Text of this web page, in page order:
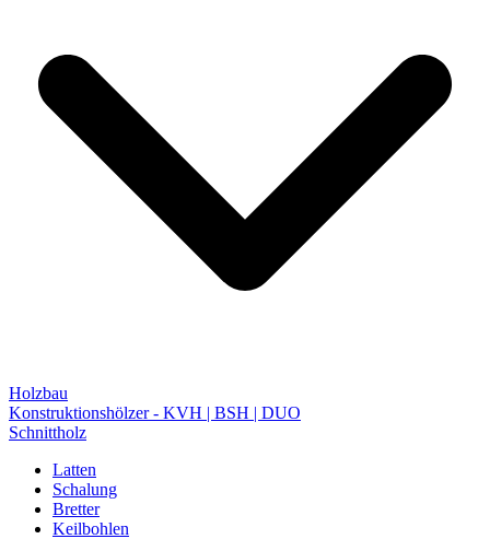
Holzbau
Konstruktionshölzer - KVH | BSH | DUO
Schnittholz
Latten
Schalung
Bretter
Keilbohlen